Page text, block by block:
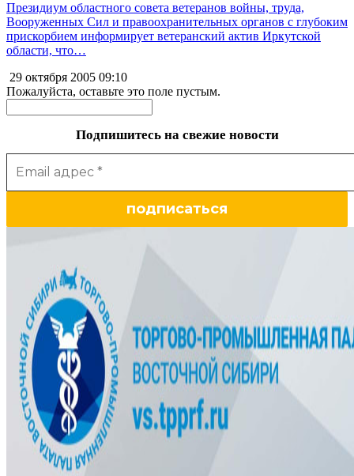
Президиум областного совета ветеранов войны, труда,
Вооруженных Сил и правоохранительных органов с глубоким
прискорбием информирует ветеранский актив Иркутской
области, что…
29 октября 2005 09:10
Пожалуйста, оставьте это поле пустым.
Подпишитесь на свежие новости